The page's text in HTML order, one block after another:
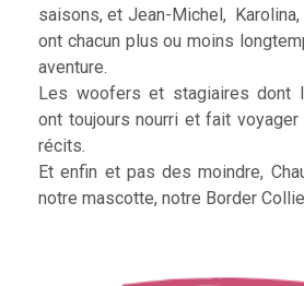
saisons, et Jean-Michel,
ont chacun plus ou moins
aventure.
Les woofers et stagiaires dont
ont toujours nourri et fait
récits.
Et enfin et pas des moindre,
notre mascotte, notre Border